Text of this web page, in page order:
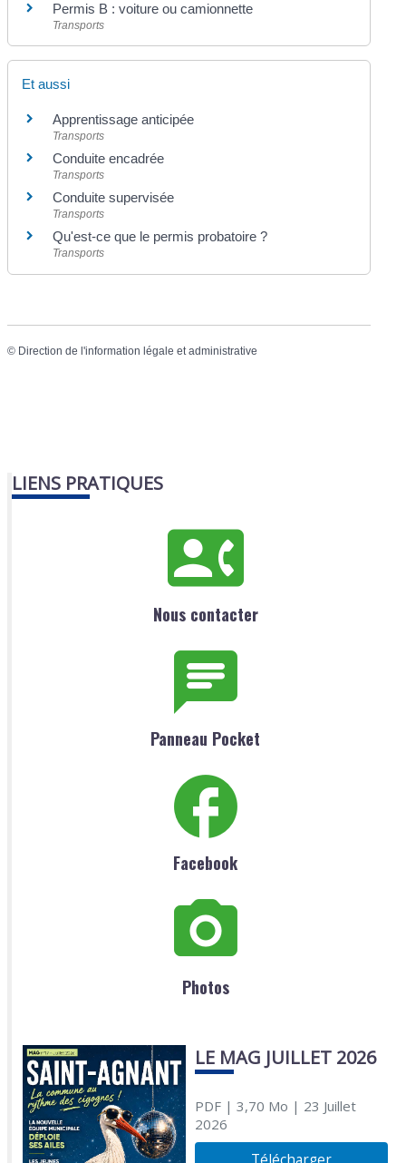
Permis B : voiture ou camionnette
Transports
Et aussi
Apprentissage anticipée
Transports
Conduite encadrée
Transports
Conduite supervisée
Transports
Qu'est-ce que le permis probatoire ?
Transports
© Direction de l'information légale et administrative
LIENS PRATIQUES
Nous contacter
Panneau Pocket
Facebook
Photos
LE MAG JUILLET 2026
PDF| 3,70 Mo | 23 Juillet
2026